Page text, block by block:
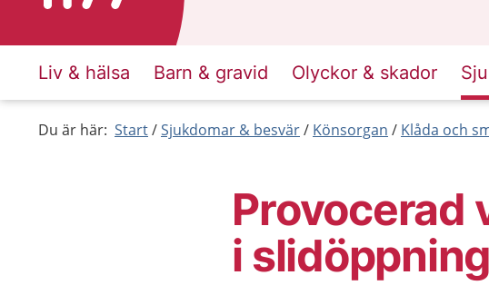
Liv & hälsa Barn & gravid Olyckor & skador
Du är här: Start Sjukdomar & besvär Könsorgan Klåda och
Provocerad
i